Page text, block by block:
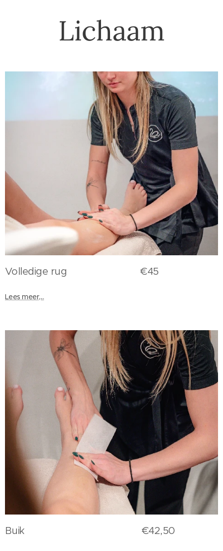
Lichaam
Volledige rug €45
Lees meer,...
Buik €42,50